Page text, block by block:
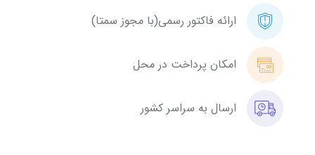
ارائه فاکتور رسمی(با مجوز سمتا)
امکان پرداخت در محل
ارسال به سراسر کشور